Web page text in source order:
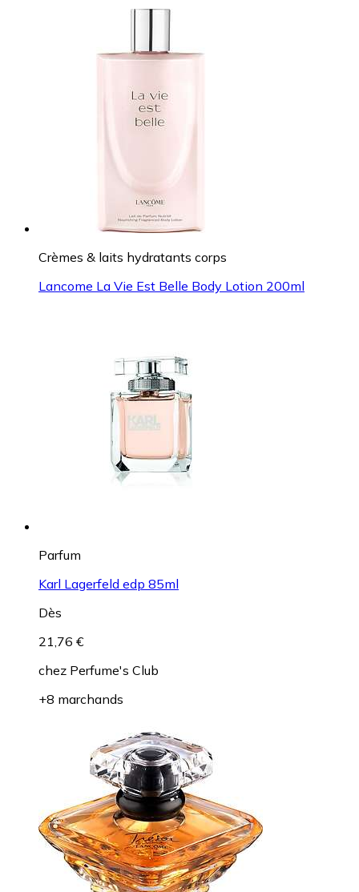
Crèmes & laits hydratants corps
Lancome La Vie Est Belle Body Lotion 200ml
Parfum
Karl Lagerfeld edp 85ml
Dès
21,76 €
chez Perfume's Club
+8 marchands